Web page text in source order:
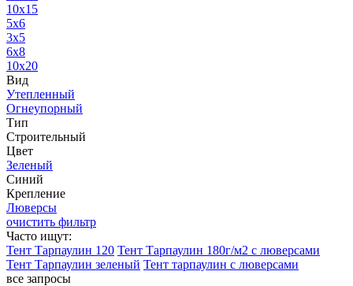
10х15
5х6
3x5
6x8
10х20
Вид
Утепленный
Огнеупорный
Тип
Строительный
Цвет
Зеленый
Синий
Крепление
Люверсы
очистить фильтр
Часто ищут:
Тент Тарпаулин 120 Тент Тарпаулин 180г/м2 с люверсами
Тент Тарпаулин зеленый Тент тарпаулин с люверсами
все запросы